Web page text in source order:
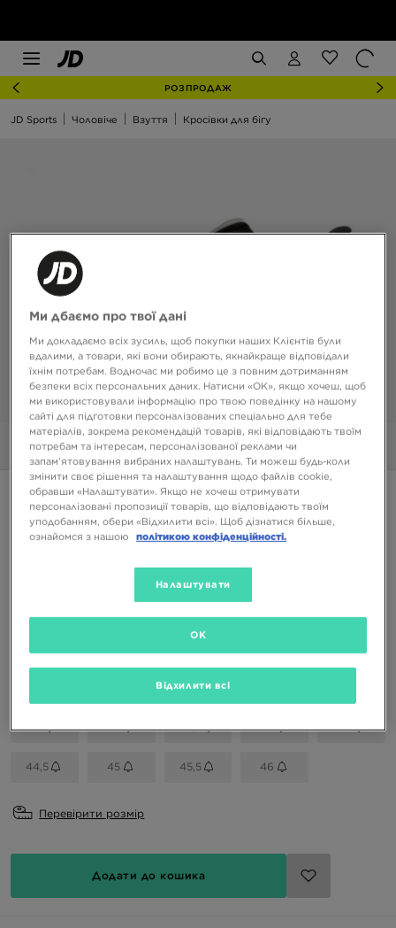
РОЗПРОДАЖ
JD Sports Чоловіче Взуття Кросівки для бігу
Фото 360°
NIKE PEGASUS PREMIUM
6899 ГРН
41 42 42,5 43 44
44,5 45 45,5 46
Перевірити розмір
Додати до кошика
Ми дбаємо про твої дані
Ми докладаємо всіх зусиль, щоб покупки наших Клієнтів були
вдалими, а товари, які вони обирають, якнайкраще відповідали
їхнім потребам. Водночас ми робимо це з повним дотриманням
безпеки всіх персональних даних. Натисни «OK», якщо хочеш, щоб
ми використовували інформацію про твою поведінку на нашому
сайті для підготовки персоналізованих спеціально для тебе
матеріалів, зокрема рекомендацій товарів, які відповідають твоїм
потребам та інтересам, персоналізованої реклами чи
запам’ятовування вибраних налаштувань. Ти можеш будь-коли
змінити своє рішення та налаштування щодо файлів cookie,
обравши «Налаштувати». Якщо не хочеш отримувати
персоналізовані пропозиції товарів, що відповідають твоїм
уподобанням, обери «Відхилити всі». Щоб дізнатися більше,
ознайомся з нашою
політикою конфіденційності.
Налаштувати
Відхилити всі
OK